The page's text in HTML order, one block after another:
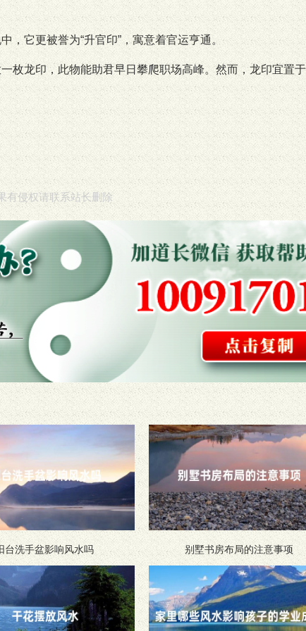
，它更被誉为“升官印”，寓意着官运亨通。
枚龙印，此物能助君早日攀爬职场高峰。然而，龙印宜置
有侵权请联系站长删除
台洗手盆影响风水吗 别墅书房布局的注意事项